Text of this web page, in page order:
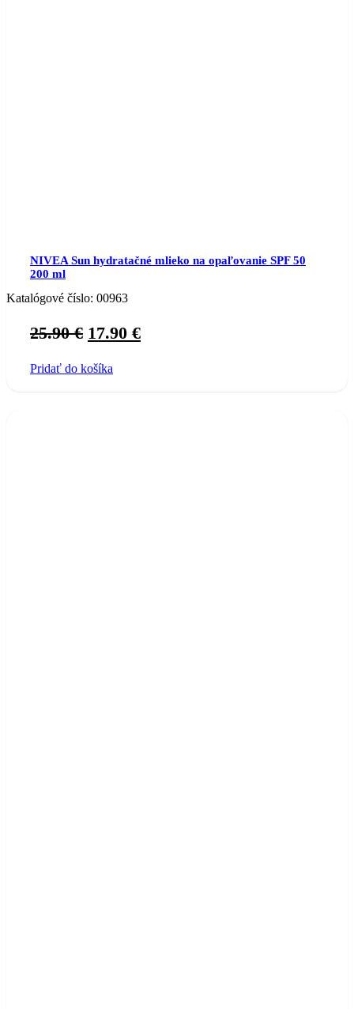
NIVEA Sun hydratačné mlieko na opaľovanie SPF 50
200 ml
Katalógové číslo: 00963
25.90€ Original
was:
17.90 €Current
Pridať do košíka